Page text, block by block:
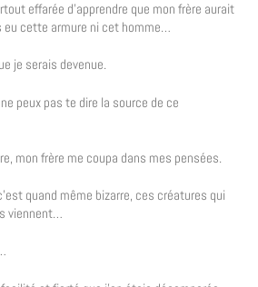
effarée d’apprendre que mon frère aurait
eu cette armure ni cet homme…
je serais devenue.
peux pas te dire la source de ce
mon frère me coupa dans mes pensées.
quand même bizarre, ces créatures qui
viennent…